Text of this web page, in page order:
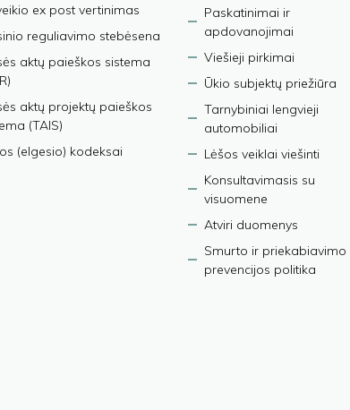
ex post vertinimas
reguliavimo stebėsena
aktų paieškos sistema
aktų projektų paieškos
(TAIS)
(elgesio) kodeksai
Paskatinimai ir
apdovanojimai
Viešieji pirkimai
Ūkio subjektų priežiūra
Tarnybiniai lengvieji
automobiliai
Lėšos veiklai viešinti
Konsultavimasis su
visuomene
Atviri duomenys
Smurto ir priekabiavimo
prevencijos politika